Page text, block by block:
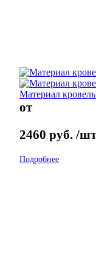
Материал
от
2460 руб. /шт
Подробнее